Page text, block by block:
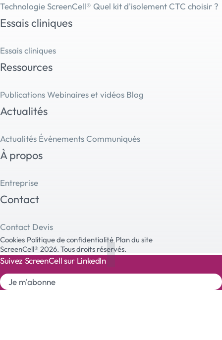
Technologie ScreenCell® Quel kit d'isolement CTC choisir ?
Essais cliniques
Essais cliniques
Ressources
PublicationsWebinaires et vidéos Blog
Actualités
Actualités Événements Communiqués
À propos
Entreprise
Contact
Contact Devis
Cookies Politique de confidentialité Plan du site
ScreenCell® 2026. Tous droits réservés.
Suivez ScreenCell sur LinkedIn
Je m'abonne